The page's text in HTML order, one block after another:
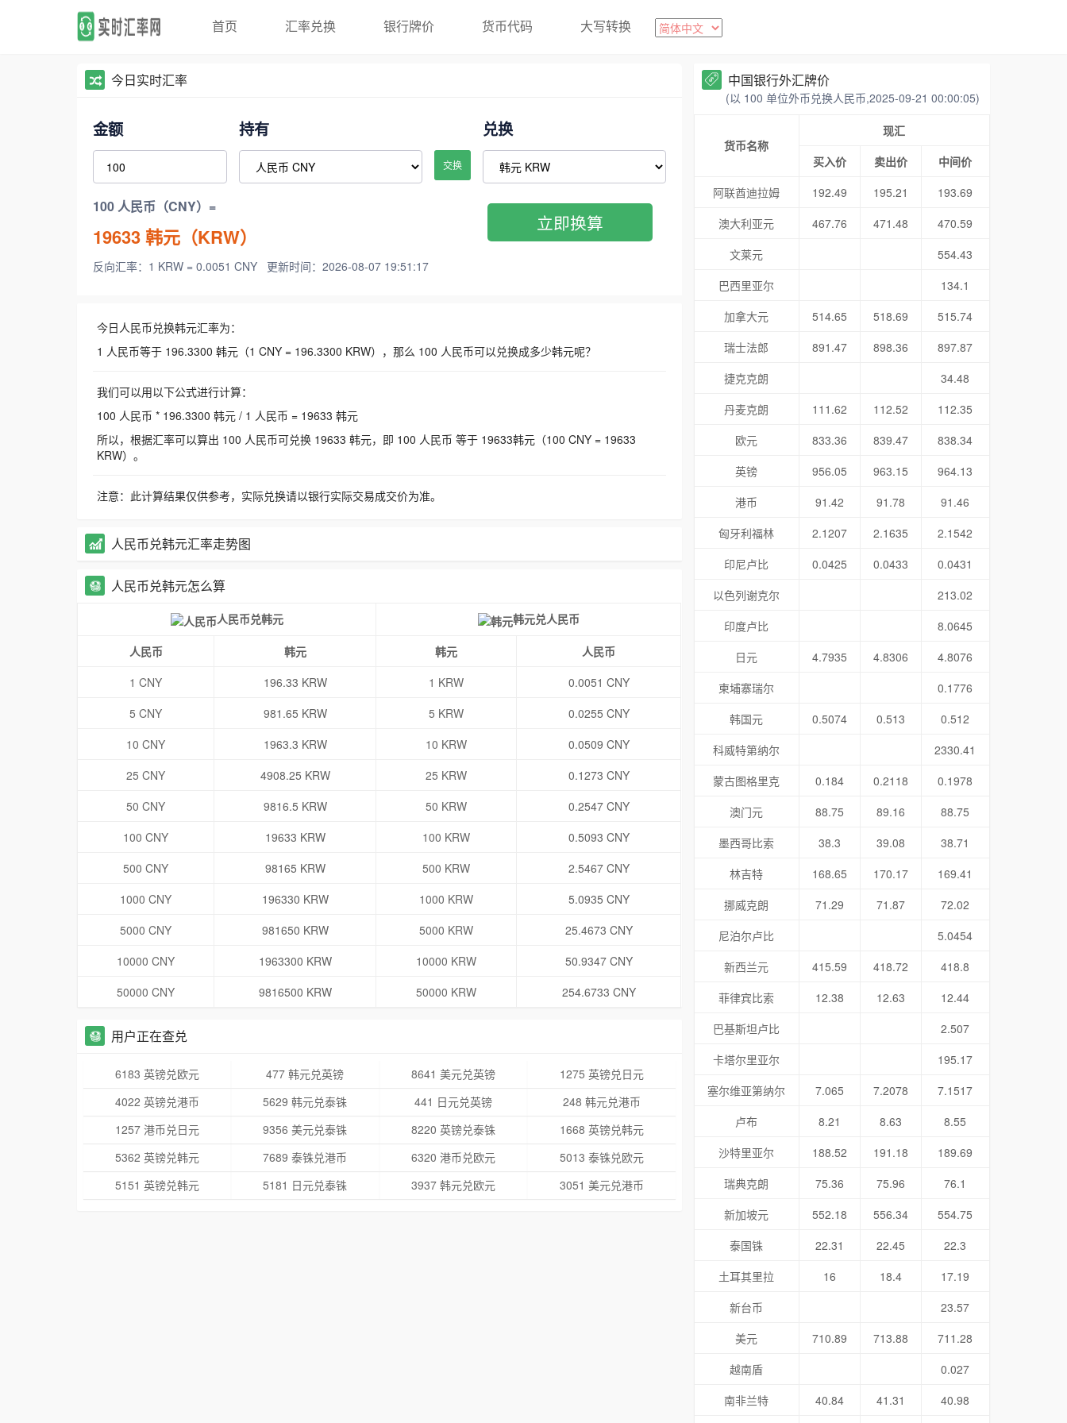
首页 汇率兑换 银行牌价 货币代码 大写转换
今日实时汇率
金额 持有
交换
兑换
100 人民币（CNY）=
19633韩元（KRW）
反向汇率：1 KRW = 0.0051 CNY 更新时间：2026-08-07 19:51:17
立即换算
今日人民币兑换韩元汇率为：
1 人民币等于 196.3300 韩元（1 CNY = 196.3300 KRW），那么 100 人民币可以兑换成多少韩元呢？
我们可以用以下公式进行计算：
100 人民币 * 196.3300 韩元 / 1 人民币 = 19633 韩元
所以，根据汇率可以算出 100 人民币可兑换 19633 韩元，即 100 人民币 等于 19633韩元（100 CNY = 19633
KRW）。
注意：此计算结果仅供参考，实际兑换请以银行实际交易成交价为准。
人民币兑韩元汇率走势图
人民币兑韩元怎么算
人民币兑韩元 韩元兑人民币
人民币 韩元 韩元
人民币
1 CNY
196.33 KRW 1 KRW
0.0051 CNY
5 CNY
981.65 KRW 5 KRW
0.0255 CNY
10 CNY
1963.3 KRW 10 KRW
0.0509 CNY
25 CNY
4908.25 KRW 25 KRW
0.1273 CNY
50 CNY
9816.5 KRW 50 KRW
0.2547 CNY
100 CNY
19633 KRW 100 KRW
0.5093 CNY
500 CNY
98165 KRW 500 KRW
2.5467 CNY
1000 CNY
196330 KRW 1000 KRW
5.0935 CNY
5000 CNY
981650 KRW 5000 KRW
25.4673 CNY
10000 CNY
1963300 KRW 10000 KRW
50.9347 CNY
50000 CNY
9816500 KRW 50000 KRW 254.6733 CNY
用户正在查兑
6183 英镑兑欧元 477 韩元兑英镑 8641 美元兑英镑
1275 英镑兑日元
4022 英镑兑港币
5629 韩元兑泰铢 441 日元兑英镑
248 韩元兑港币
1257 港币兑日元
9356 美元兑泰铢 8220 英镑兑泰铢
1668 英镑兑韩元
5362 英镑兑韩元
7689 泰铢兑港币 6320 港币兑欧元
5013 泰铢兑欧元
5151 英镑兑韩元
5181 日元兑泰铢 3937 韩元兑欧元 3051 美元兑港币
中国银行外汇牌价
(以 100 单位外币兑换人民币,2025-09-21 00:00:05)
货币名称
现汇
买入价
卖出价
中间价
阿联酋迪拉姆
192.49 195.21
193.69
澳大利亚元
467.76 471.48
470.59
文莱元
554.43
巴西里亚尔
134.1
加拿大元
514.65 518.69
515.74
瑞士法郎
891.47 898.36
897.87
捷克克朗
34.48
丹麦克朗
111.62 112.52
112.35
欧元
833.36 839.47
838.34
英镑
956.05 963.15
964.13
港币
91.42 91.78
91.46
匈牙利福林
2.1207 2.1635
2.1542
印尼卢比
0.0425 0.0433
0.0431
以色列谢克尔
213.02
印度卢比
8.0645
日元
4.7935 4.8306
4.8076
柬埔寨瑞尔
0.1776
韩国元
0.5074 0.513
0.512
科威特第纳尔
2330.41
蒙古图格里克
0.184 0.2118
0.1978
澳门元
88.75 89.16
88.75
墨西哥比索
38.3 39.08
38.71
林吉特
168.65 170.17
169.41
挪威克朗
71.29 71.87
72.02
尼泊尔卢比
5.0454
新西兰元
415.59 418.72
418.8
菲律宾比索
12.38 12.63
12.44
巴基斯坦卢比
2.507
卡塔尔里亚尔
195.17
塞尔维亚第纳尔
7.065 7.2078
7.1517
卢布
8.21 8.63
8.55
沙特里亚尔
188.52 191.18
189.69
瑞典克朗
75.36 75.96
76.1
新加坡元
552.18 556.34
554.75
泰国铢
22.31 22.45
22.3
土耳其里拉
16 18.4
17.19
新台币
23.57
美元
710.89 713.88
711.28
越南盾
0.027
南非兰特
40.84 41.31 40.98